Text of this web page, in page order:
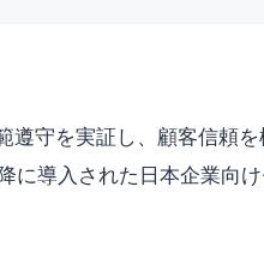
遵守を実証し、顧客信頼
導入された日本企業向け